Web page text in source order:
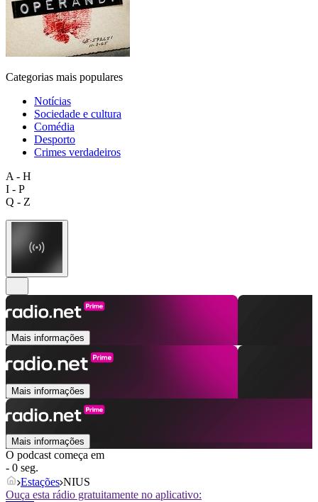
Categorias mais populares
Notícias
Sociedade e cultura
Comédia
Desporto
Crimes verdadeiros
A - H
I - P
Q - Z
Mais informações
Mais informações
Mais informações
O podcast começa em
- 0 seg.
Estações NIUS
Ouça esta rádio gratuitamente no aplicativo: